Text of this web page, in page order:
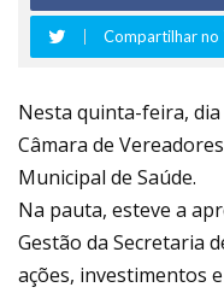
Compartilhar
Nesta quinta-feira,
Câmara de
Municipal de Saúde.
Na pauta, esteve a
Gestão da Secretaria
ações, investimentos